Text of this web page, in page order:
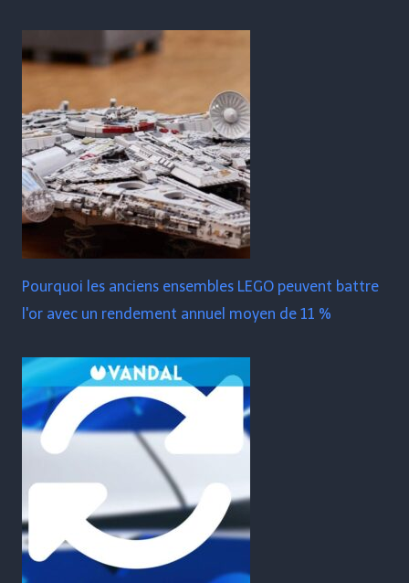
Pourquoi les anciens ensembles LEGO peuvent battre
l'or avec un rendement annuel moyen de 11 %